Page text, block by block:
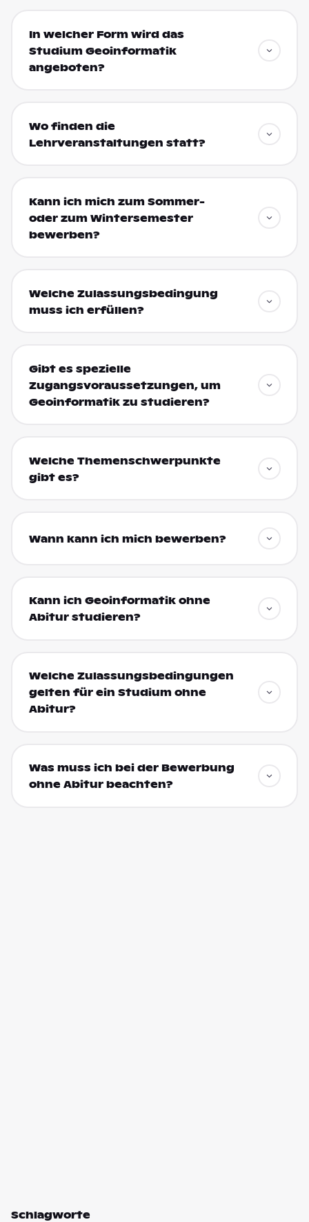
In welcher Form wird das
Studium Geoinformatik
angeboten?
Wo finden die
Lehrveranstaltungen statt?
Kann ich mich zum Sommer-
oder zum Wintersemester
bewerben?
Welche Zulassungsbedingung
muss ich erfüllen?
Gibt es spezielle
Zugangsvoraussetzungen, um
Geoinformatik zu studieren?
Welche Themenschwerpunkte
gibt es?
Wann kann ich mich bewerben?
Kann ich Geoinformatik ohne
Abitur studieren?
Welche Zulassungsbedingungen
gelten für ein Studium ohne
Abitur?
Was muss ich bei der Bewerbung
ohne Abitur beachten?
Schlagworte